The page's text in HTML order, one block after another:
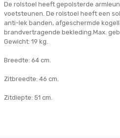
De rolstoel heeft gepolsterde
voetsteunen. De rolstoel heeft een
anti-lek banden, afgeschermde
brandvertragende bekleding.Max.
Gewicht: 19 kg.
Breedte: 64 cm.
Zitbreedte: 46 cm.
Zitdiepte: 51 cm.